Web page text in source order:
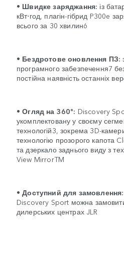
• Швидке заряджання: із
кВт⋅год, плагін-гібрид P300e
всього за 30 хвилин6
• Бездротове оновлення ПЗ:
програмного забезпечення7
постійна наявність останніх
•Огляд на 360°: Discovery
укомплектовану у своєму
технологій3, зокрема 3D-
технологію прозорого капота
та дзеркало заднього виду з
View MirrorTM
•Доступний для замовлення:
Discovery Sport можна
дилерських центрах JLR